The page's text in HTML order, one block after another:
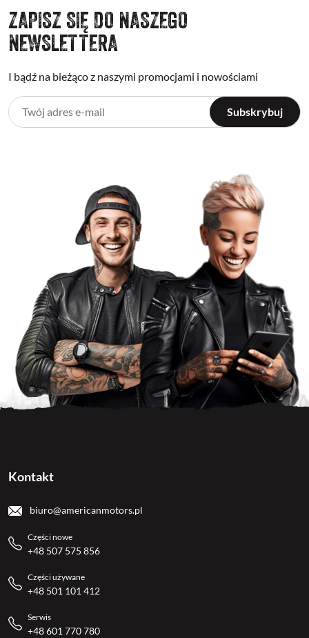
ZAPISZ SIĘ DO NASZEGO
NEWSLETTERA
I bądź na bieżąco z naszymi promocjami i nowościami
Kontakt
biuro@americanmotors.pl
Części nowe
+48 507 575 856
Części używane
+48 501 101 412
Serwis
+48 601 770 780